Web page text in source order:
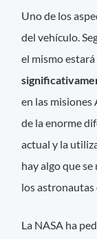
Uno de los
del vehículo.
el mismo estará
en las misiones
de la enorme
actual y la
hay algo que
los astronautas
La NASA ha